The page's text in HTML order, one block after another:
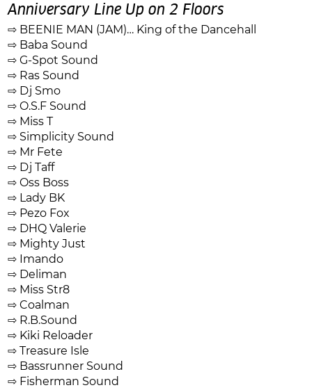
Anniversary Line Up on 2 Floors
⇨ BEENIE MAN (JAM)… King of the Dancehall
⇨ Baba Sound
⇨ G-Spot Sound
⇨ Ras Sound
⇨ Dj Smo
⇨ O.S.F Sound
⇨ Miss T
⇨ Simplicity Sound
⇨ Mr Fete
⇨ Dj Taff
⇨ Oss Boss
⇨ Lady BK
⇨ Pezo Fox
⇨ DHQ Valerie
⇨ Mighty Just
⇨ Imando
⇨ Deliman
⇨ Miss Str8
⇨ Coalman
⇨ R.B.Sound
⇨ Kiki Reloader
⇨ Treasure Isle
⇨ Bassrunner Sound
⇨ Fisherman Sound